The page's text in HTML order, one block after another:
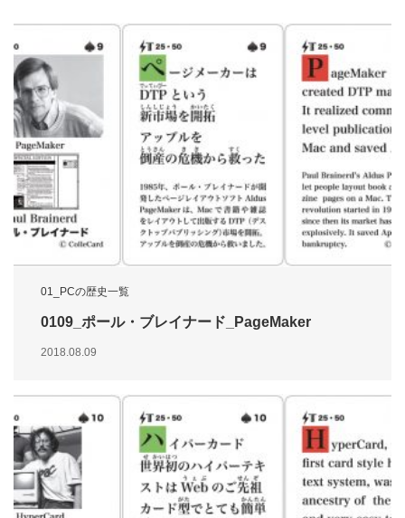
01_PCの歴史一覧
0109_ポール・ブレイナード_PageMaker
2018.08.09